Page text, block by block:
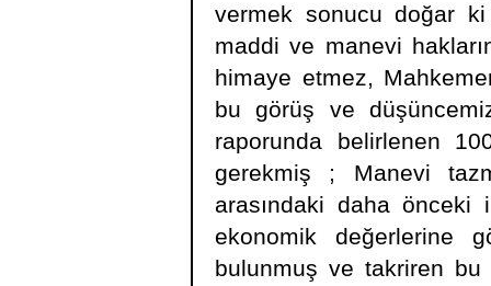
vermek sonucu doğar
maddi ve manevi
himaye etmez,
bu görüş ve
raporunda belirlenen
gerekmiş ; Manevi
arasındaki daha önceki
ekonomik değerlerine
bulunmuş ve takriren bu